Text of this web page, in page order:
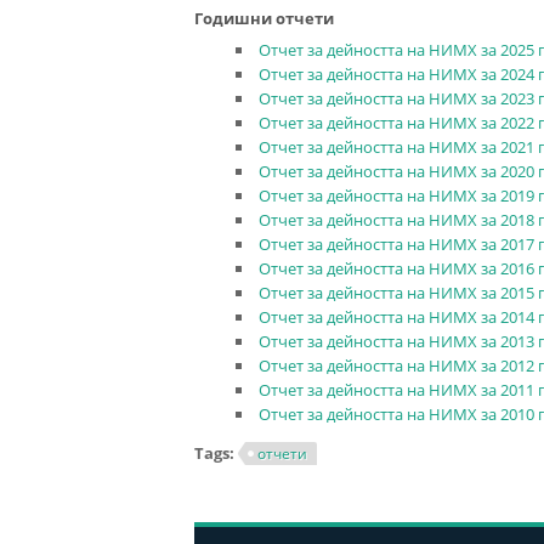
Годишни отчети
Отчет за дейността на НИМХ за 2025
Отчет за дейността на НИМХ за 2024
Отчет за дейността на НИМХ за 2023
Отчет за дейността на НИМХ за 2022
Отчет за дейността на НИМХ за 2021
Отчет за дейността на НИМХ за 2020
Отчет за дейността на НИМХ за 2019
Отчет за дейността на НИМХ за 2018
Отчет за дейността на НИМХ за 2017 г
Отчет за дейността на НИМХ за 2016
Отчет за дейността на НИМХ за 2015
Отчет за дейността на НИМХ за 2014
Отчет за дейността на НИМХ за 2013
Отчет за дейността на НИМХ за 2012
Отчет за дейността на НИМХ за 2011
Отчет за дейността на НИМХ за 2010
Tags:
отчети